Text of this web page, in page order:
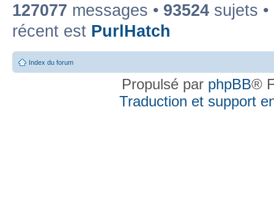
127077 messages • 93524 sujets •
récent est PurlHatch
Index du forum
Propulsé par phpBB®
Traduction et support